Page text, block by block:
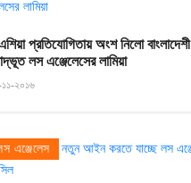
প্রতিযোগিতায় অংশ নিলো বাংলাদেশী
লস এঞ্জেলেসের লামিয়া
২০১৬
এঞ্জেলেস